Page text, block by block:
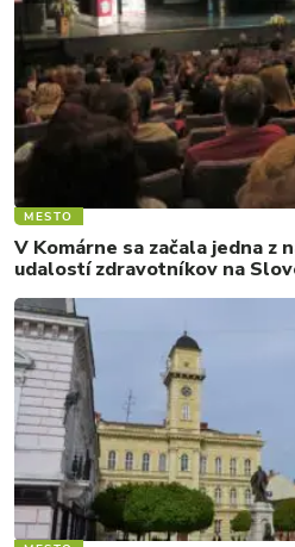
MESTO
V Komárne sa začala jedna z
udalostí zdravotníkov na